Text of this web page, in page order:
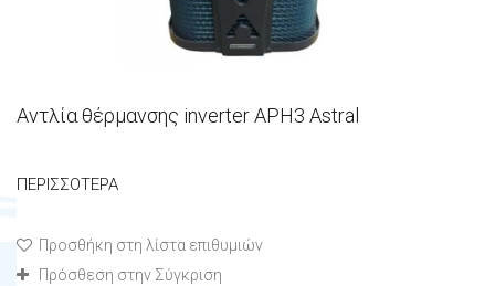
Αντλία θέρμανσης inverter APH3 Astral
ΠΕΡΙΣΣΌΤΕΡΑ
Προσθήκη στη λίστα επιθυμιών
Πρόσθεση στην Σύγκριση